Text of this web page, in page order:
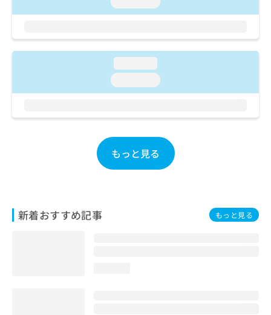
もっと見る
新着おすすめ記事 もっと見る
こ
ら